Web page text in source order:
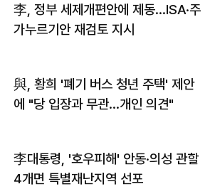
李, 정부 세제개편안에 제동…ISA·주
가누르기안 재검토 지시
與, 황희 '폐기 버스 청년 주택' 제안
에 "당 입장과 무관…개인 의견"
李대통령, '호우피해' 안동·의성 관할
4개면 특별재난지역 선포